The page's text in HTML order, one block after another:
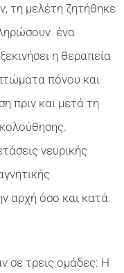
τη μελέτη ζητήθηκε
ένα
η θεραπεία
πόνου και
πριν και μετά τη
νευρικής
αρχή όσο και κατά
σε τρεις ομάδες: Η